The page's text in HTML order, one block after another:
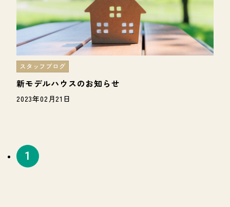
新モデルハウスのお知らせ
スタッフブログ
2023年02月21日